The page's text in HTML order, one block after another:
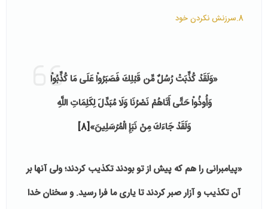
8.سرزنش نکردن خود
«وَلَقَدْ كُذِّبَتْ رُسُلٌ مِّن قَبْلِكَ فَصَبَرُواْ عَلَى مَا كُذِّبُواْ
وَأُوذُواْ حَتَّى أَتَاهُمْ نَصْرُنَا وَلَا مُبَدِّلَ لِكَلِمَاتِ اللَّهِ
وَلَقَدْ جَاءَكَ مِنْ نَبَإِ الْمُرْسَلِينَ»[8]
«پيامبرانى را هم كه پيش از تو بودند تكذيب كردند؛ ولى آنها بر
آن تكذيب و آزار صبر كردند تا يارى ما فرا رسيد. و سخنان خدا